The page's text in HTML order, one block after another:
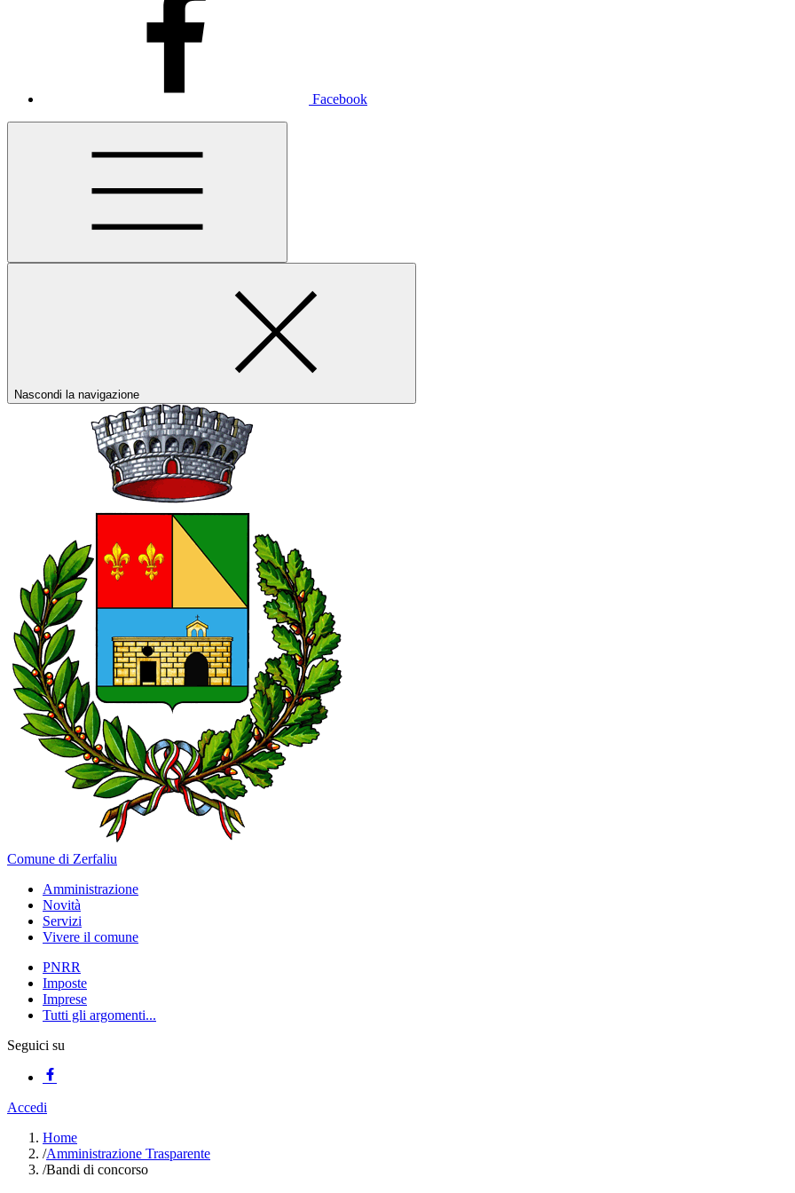
Facebook
Nascondi la navigazione
Comune di Zerfaliu
Amministrazione
Novità
Servizi
Vivere il comune
PNRR
Imposte
Imprese
Tutti gli argomenti...
Seguici su
Accedi
Home
/Amministrazione Trasparente
/Bandi di concorso